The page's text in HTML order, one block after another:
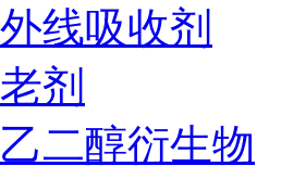
线吸收剂
剂
二醇衍生物